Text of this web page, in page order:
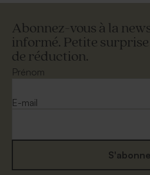
Abonnez-vous à la
informé. Petite surprise
de réduction.
Prénom
E-mail